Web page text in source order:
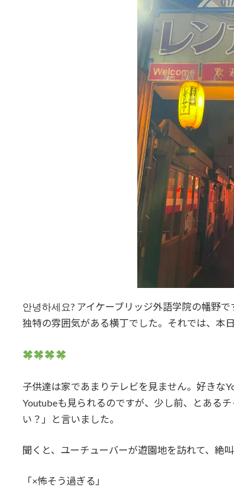
안녕하세요? アイケーブリッジ外語学院の幡野
独特の雰囲気がある横丁でした。それでは、本
子供達は家であまりテレビを見ません。好きな
Youtubeも見られるのですが、少し前、とある
い？」と言いました。
聞くと、ユーチューバーが遊園地を訪れて、絶叫
「×怖そう過ぎる」